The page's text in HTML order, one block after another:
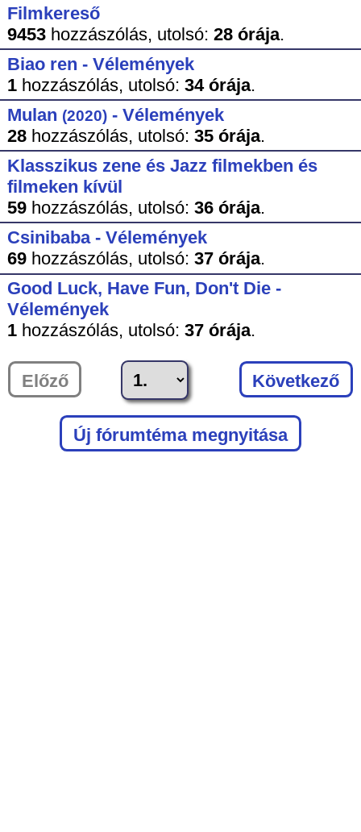
Filmkereső
9453hozzászólás, utolsó: 28 órája.
Biao ren - Vélemények
1hozzászólás, utolsó: 34 órája.
Mulan (2020)- Vélemények
28hozzászólás, utolsó: 35 órája.
Klasszikus zene és Jazz filmekben és
filmeken kívül
59hozzászólás, utolsó: 36 órája.
Csinibaba - Vélemények
69hozzászólás, utolsó: 37 órája.
Good Luck, Have Fun, Don't Die -
Vélemények
1hozzászólás, utolsó: 37 órája.
Előző Következő
Új fórumtéma megnyitása